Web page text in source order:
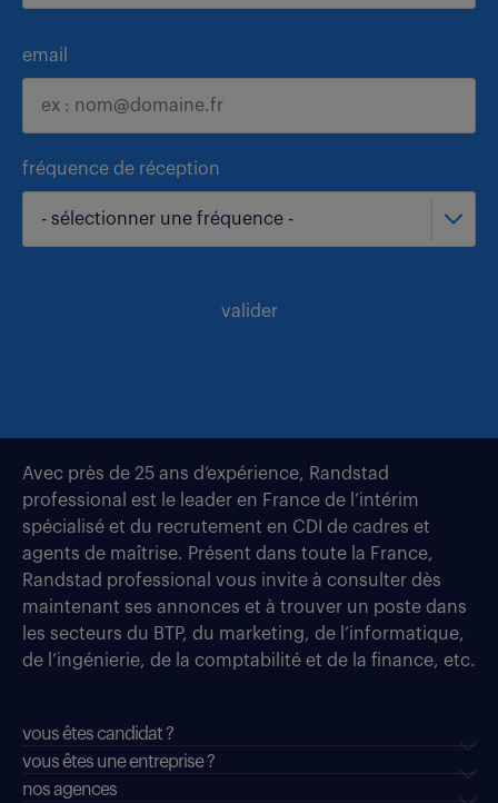
email
fréquence de réception
- sélectionner une fréquence -
valider
Avec près de 25 ans d’expérience, Randstad
professional est le leader en France de l’intérim
spécialisé et du recrutement en CDI de cadres et
agents de maîtrise. Présent dans toute la France,
Randstad professional vous invite à consulter dès
maintenant ses annonces et à trouver un poste dans
les secteurs du BTP, du marketing, de l’informatique,
de l’ingénierie, de la comptabilité et de la finance, etc.
vous êtes candidat ?
vous êtes une entreprise ?
nos agences